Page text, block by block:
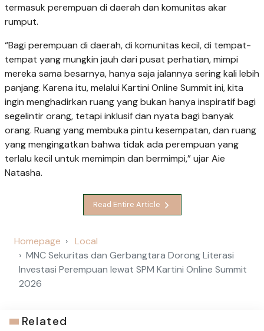
termasuk perempuan di daerah dan komunitas akar
rumput.
“Bagi perempuan di daerah, di komunitas kecil, di tempat-
tempat yang mungkin jauh dari pusat perhatian, mimpi
mereka sama besarnya, hanya saja jalannya sering kali lebih
panjang. Karena itu, melalui Kartini Online Summit ini, kita
ingin menghadirkan ruang yang bukan hanya inspiratif bagi
segelintir orang, tetapi inklusif dan nyata bagi banyak
orang. Ruang yang membuka pintu kesempatan, dan ruang
yang mengingatkan bahwa tidak ada perempuan yang
terlalu kecil untuk memimpin dan bermimpi,” ujar Aie
Natasha.
Read Entire Article
Homepage
Local
MNC Sekuritas dan Gerbangtara Dorong Literasi
Investasi Perempuan lewat SPM Kartini Online Summit
2026
Related